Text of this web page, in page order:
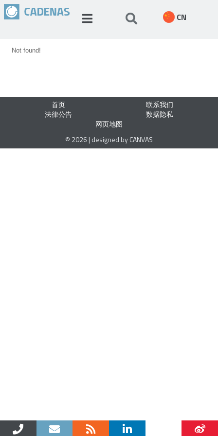
CN
Not found!
首页
联系我们
法律公告
数据隐私
网页地图
© 2026 | designed by CANVAS